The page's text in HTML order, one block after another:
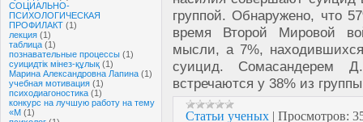
СОЦИАЛЬНО-
ПСИХОЛОГИЧЕСКАЯ
ПРОФИЛАКТ (1)
лекция (1)
таблица (1)
познавательные процессы (1)
суицидтік мінез-құлық (1)
Марина Александровна Лапина (1)
учебная мотивация (1)
психодиагоностика (1)
конкурс на лучшую работу на тему
«М (1)
группой. Обнаружено, что
время Второй Мировой
мысли, а 7%,
суицид. Сомасандерем
встречаются у 38% из
Статьи ученых | Просмотров: